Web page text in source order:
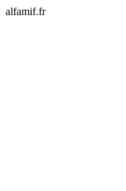
alfamif.fr